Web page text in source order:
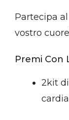
Partecipa al
vostro
Premi Con
2kit